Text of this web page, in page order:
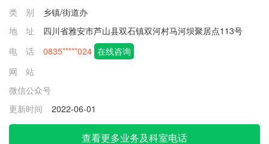
类 别
乡镇/街道办
地 址
四川省雅安市芦山县双石镇双河村马河坝聚居点113号
电 话
0835*****024 在线咨询
网 站
微信公众号
更新时间
2022-06-01
查看更多业务及科室电话